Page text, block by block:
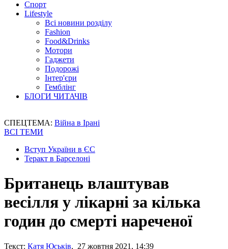
Спорт
Lifestyle
Всі новини розділу
Fashion
Food&Drinks
Мотори
Гаджети
Подорожі
Інтер'єри
Гемблінг
БЛОГИ ЧИТАЧІВ
СПЕЦТЕМА: Війна в Ірані
ВСІ ТЕМИ
Вступ України в ЄС
Теракт в Барселоні
Британець влаштував
весілля у лікарні за кілька
годин до смерті нареченої
Текст: Катя Юськів, 27 жовтня 2021, 14:39